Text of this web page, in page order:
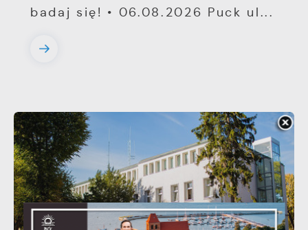
badaj się! • 06.08.2026 Puck ul...